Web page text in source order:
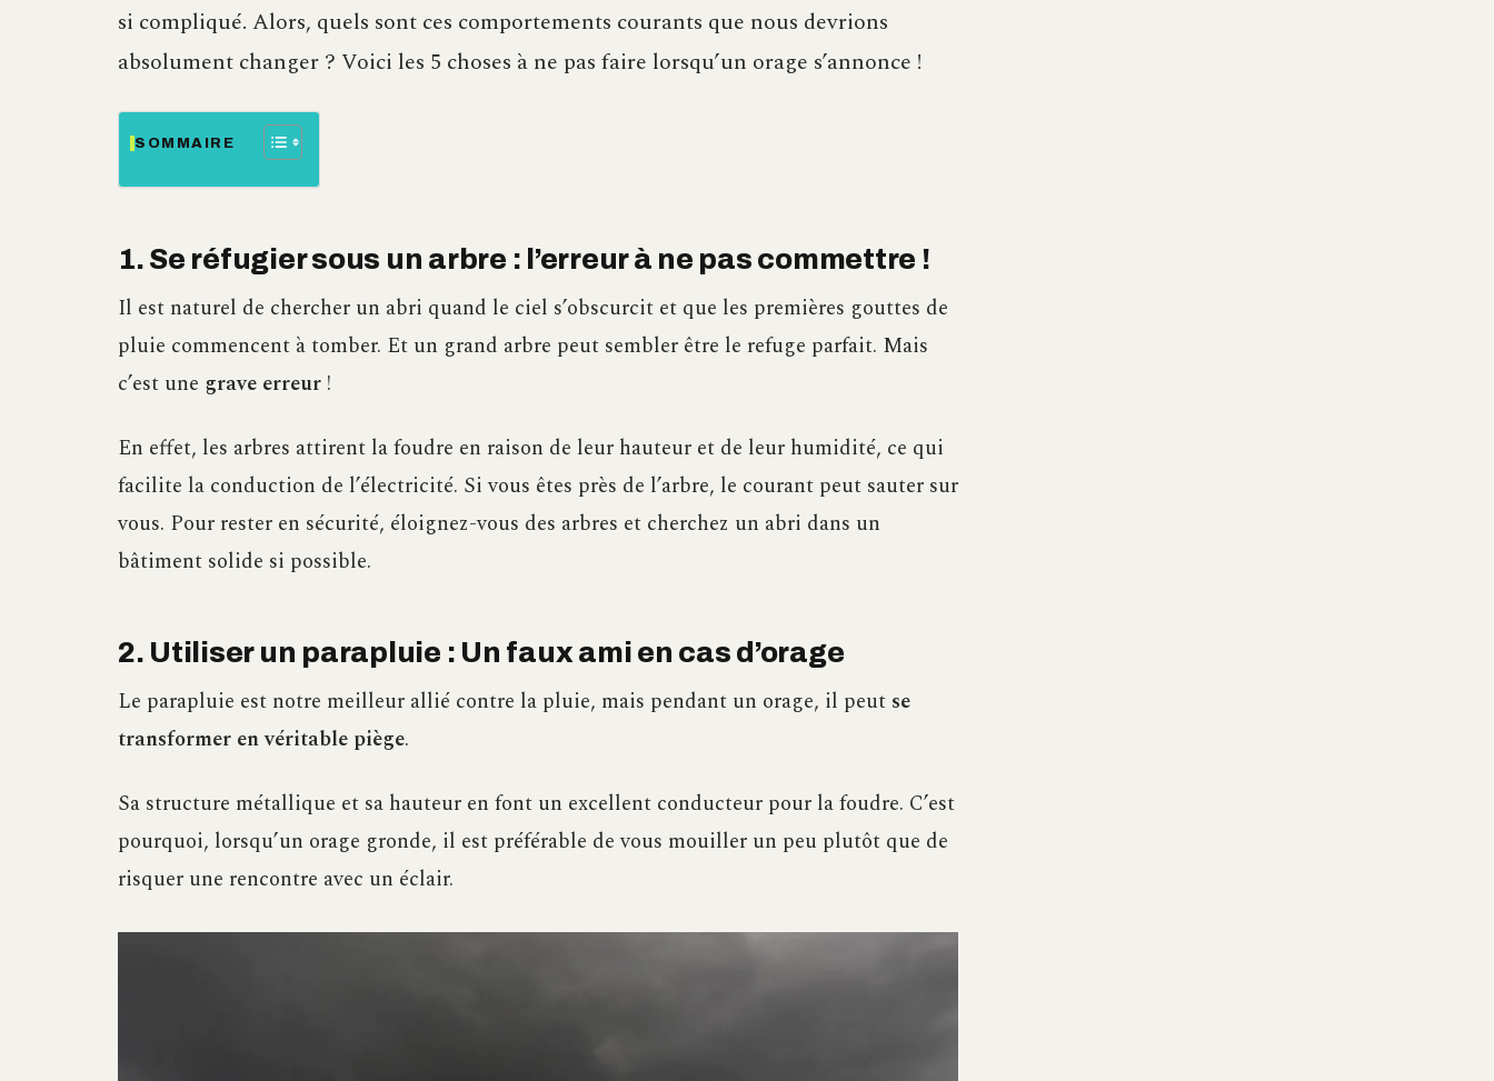
si compliqué. Alors, quels sont ces comportements courants que nous devrions
absolument changer ? Voici les 5 choses à ne pas faire lorsqu’un orage s’annonce !
SOMMAIRE
1. Se réfugier sous un arbre : l’erreur à ne pas commettre !
Il est naturel de chercher un abri quand le ciel s’obscurcit et que les premières gouttes de
pluie commencent à tomber. Et un grand arbre peut sembler être le refuge parfait. Mais
c’est une grave erreur !
En effet, les arbres attirent la foudre en raison de leur hauteur et de leur humidité, ce qui
facilite la conduction de l’électricité. Si vous êtes près de l’arbre, le courant peut sauter sur
vous. Pour rester en sécurité, éloignez-vous des arbres et cherchez un abri dans un
bâtiment solide si possible.
2. Utiliser un parapluie : Un faux ami en cas d’orage
Le parapluie est notre meilleur allié contre la pluie, mais pendant un orage, il peut se
transformer en véritable piège.
Sa structure métallique et sa hauteur en font un excellent conducteur pour la foudre. C’est
pourquoi, lorsqu’un orage gronde, il est préférable de vous mouiller un peu plutôt que de
risquer une rencontre avec un éclair.